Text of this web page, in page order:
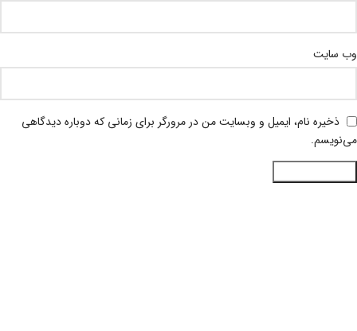
وب‌ سایت
ذخیره نام، ایمیل و وبسایت من در مرورگر برای زمانی که دوباره دیدگاهی
می‌نویسم.